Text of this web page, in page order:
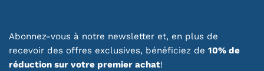
Abonnez-vous à notre newsletter et, en plus de
recevoir des offres exclusives, bénéficiez de 10% de
réduction sur votre premier achat!